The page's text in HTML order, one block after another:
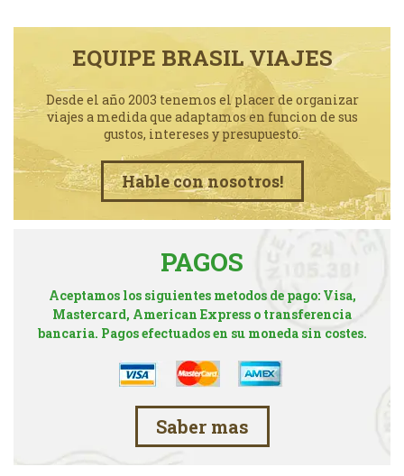
EQUIPE BRASIL VIAJES
Desde el año 2003 tenemos el placer de organizar
viajes a medida que adaptamos en funcion de sus
gustos, intereses y presupuesto.
Hable con nosotros!
PAGOS
Aceptamos los siguientes metodos de pago: Visa,
Mastercard, American Express o transferencia
bancaria. Pagos efectuados en su moneda sin costes.
Saber mas